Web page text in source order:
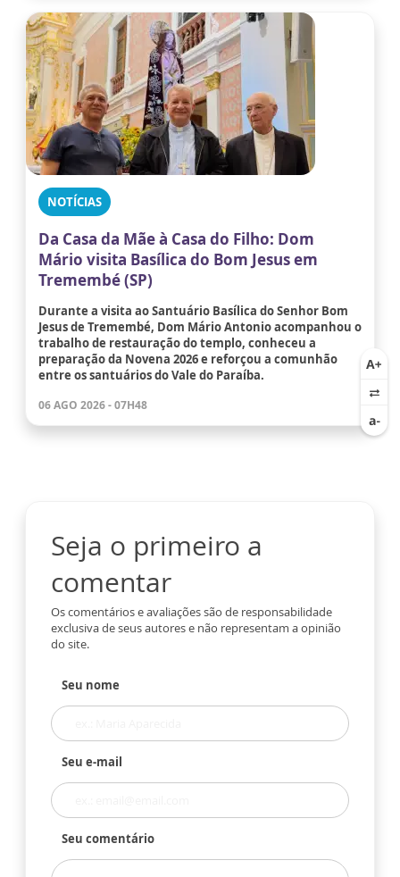
NOTÍCIAS
Da Casa da Mãe à Casa do Filho: Dom
Mário visita Basílica do Bom Jesus em
Tremembé (SP)
Durante a visita ao Santuário Basílica do Senhor Bom
Jesus de Tremembé, Dom Mário Antonio acompanhou o
trabalho de restauração do templo, conheceu a
preparação da Novena 2026 e reforçou a comunhão
entre os santuários do Vale do Paraíba.
06 AGO 2026 - 07H48
Seja o primeiro a
comentar
Os comentários e avaliações são de responsabilidade
exclusiva de seus autores e não representam a opinião
do site.
Seu nome
Seu e-mail
Seu comentário